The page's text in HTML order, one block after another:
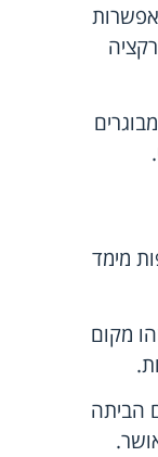
מימד
מקום
הביתה